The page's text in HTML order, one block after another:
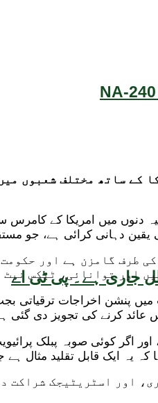
NA-
جاری ہے۔ پی ٹی اے
کے ساتھ مختلف شعبوں
دنوں میں امریکا کے
یقین دہانی کرائی ہے، جو
طرف گامزن ہے اور
اور توانائی، ٹیکس
پنشن اخراجات ترقیاتی
اگر کوئی صوبہ پبلک
یہ ایک قابل تقلید مثال
اور اسٹریٹیجک